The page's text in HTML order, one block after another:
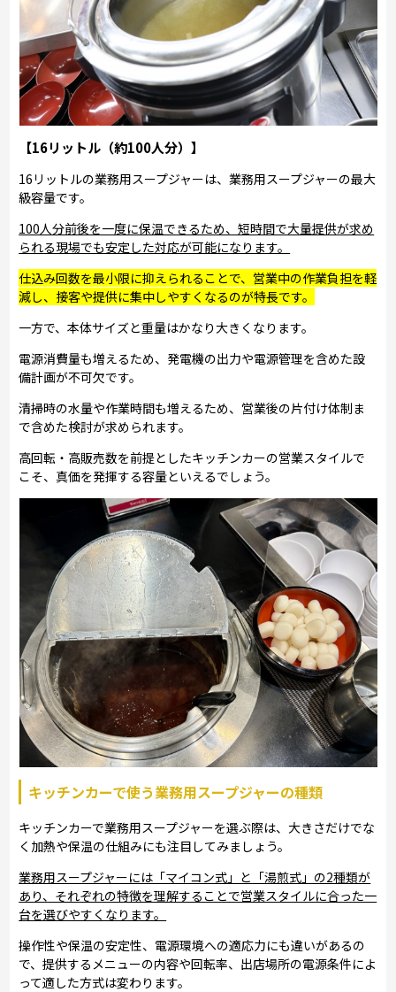
【16リットル（約100人分）】
16リットルの業務用スープジャーは、業務用スープジャーの最大
級容量です。
100人分前後を一度に保温できるため、短時間で大量提供が求め
られる現場でも安定した対応が可能になります。
仕込み回数を最小限に抑えられることで、営業中の作業負担を軽
減し、接客や提供に集中しやすくなるのが特長です。
一方で、本体サイズと重量はかなり大きくなります。
電源消費量も増えるため、発電機の出力や電源管理を含めた設
備計画が不可欠です。
清掃時の水量や作業時間も増えるため、営業後の片付け体制ま
で含めた検討が求められます。
高回転・高販売数を前提としたキッチンカーの営業スタイルで
こそ、真価を発揮する容量といえるでしょう。
キッチンカーで使う業務用スープジャーの種類
キッチンカーで業務用スープジャーを選ぶ際は、大きさだけでな
く加熱や保温の仕組みにも注目してみましょう。
業務用スープジャーには「マイコン式」と「湯煎式」の2種類が
あり、それぞれの特徴を理解することで営業スタイルに合った一
台を選びやすくなります。
操作性や保温の安定性、電源環境への適応力にも違いがあるの
で、提供するメニューの内容や回転率、出店場所の電源条件によ
って適した方式は変わります。